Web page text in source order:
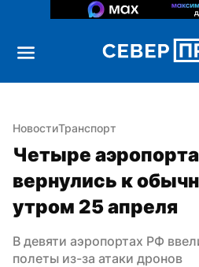
НовостиТранспорт
Четыре
вернулись к
утром 25 апреля
В девяти аэропортах РФ
полеты из-за атаки дронов